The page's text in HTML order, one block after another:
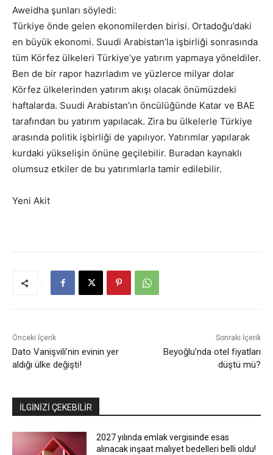
Aweidha şunları söyledi:
Türkiye önde gelen ekonomilerden birisi. Ortadoğu’daki
en büyük ekonomi. Suudi Arabistan’la işbirliği sonrasında
tüm Körfez ülkeleri Türkiye’ye yatırım yapmaya yöneldiler.
Ben de bir rapor hazırladım ve yüzlerce milyar dolar
Körfez ülkelerinden yatırım akışı olacak önümüzdeki
haftalarda. Suudi Arabistan’ın öncülüğünde Katar ve BAE
tarafından bu yatırım yapılacak. Zira bu ülkelerle Türkiye
arasında politik işbirliği de yapılıyor. Yatırımlar yapılarak
kurdaki yükselişin önüne geçilebilir. Buradan kaynaklı
olumsuz etkiler de bu yatırımlarla tamir edilebilir.
Yeni Akit
Önceki İçerik
Dato Vanişvili’nin evinin yer
aldığı ülke değişti!
Sonraki İçerik
Beyoğlu’nda otel fiyatları
düştü mü?
İLGİNİZİ ÇEKEBİLİR
2027 yılında emlak vergisinde esas
alınacak inşaat maliyet bedelleri belli oldu!